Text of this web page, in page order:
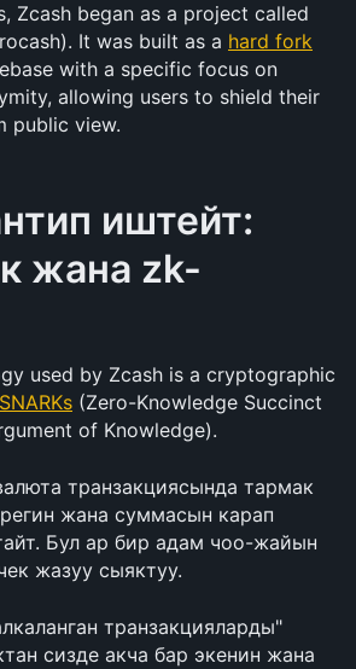
Zcash began as a project called
It was built as a hard fork
with a specific focus on
allowing users to shield their
public view.
иштейт:
жана zk-
used by Zcash is a cryptographic
(Zero-Knowledge Succinct
of Knowledge).
транзакциясында тармак
жана суммасын карап
Бул ар бир адам чоо-жайын
жазуу сыяктуу.
транзакцияларды"
сизде акча бар экенин жана